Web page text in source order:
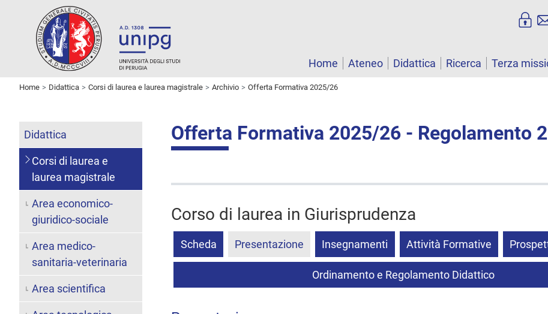
Home
Ateneo Didattica Ricerca Terza
Home Didattica Corsi di laurea e laurea magistrale Archivio Offerta Formativa 2025/26
Offerta Formativa 2025/26 - Regolamento
Corso di laurea in Giurisprudenza
Scheda Presentazione Insegnamenti Attività Formative
Ordinamento e Regolamento Didattico
Didattica
Corsi di laurea e
laurea magistrale
Area economico-
giuridico-sociale
Area medico-
sanitaria-veterinaria
Area scientifica